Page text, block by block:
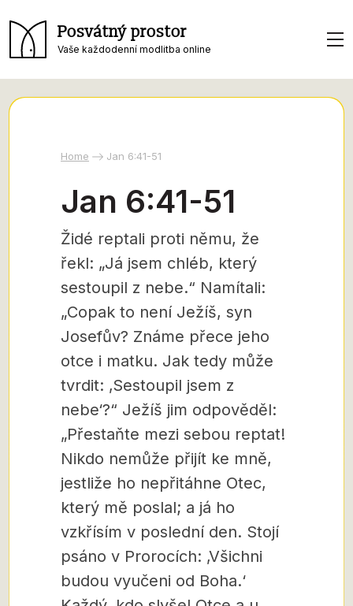
Posvátný prostor
Vaše každodenní modlitba online
Home Jan 6:41-51
Jan 6:41-51
Židé reptali proti němu, že
řekl: „Já jsem chléb, který
sestoupil z nebe.“ Namítali:
„Copak to není Ježíš, syn
Josefův? Známe přece jeho
otce i matku. Jak tedy může
tvrdit: ‚Sestoupil jsem z
nebe‘?“ Ježíš jim odpověděl:
„Přestaňte mezi sebou reptat!
Nikdo nemůže přijít ke mně,
jestliže ho nepřitáhne Otec,
který mě poslal; a já ho
vzkřísím v poslední den. Stojí
psáno v Prorocích: ‚Všichni
budou vyučeni od Boha.‘